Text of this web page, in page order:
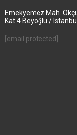
Emekyemez Mah.
Kat.4 Beyoğlu / Istanbul
[email protected]